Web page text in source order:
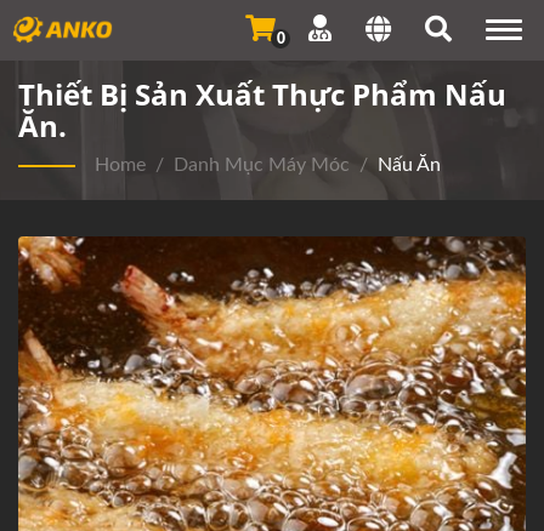
0
Thiết Bị Sản Xuất Thực Phẩm Nấu
Ăn.
Home / Danh Mục Máy Móc / Nấu Ăn